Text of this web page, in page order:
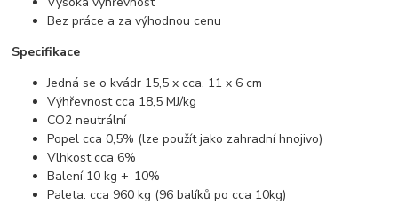
Bez práce a za výhodnou cenu
Specifikace
Jedná se o kvádr 15,5 x cca. 11 x 6 cm
Výhřevnost cca 18,5 MJ/kg
CO2 neutrální
Popel cca 0,5% (lze použít jako zahradní hnojivo)
Vlhkost cca 6%
Balení 10 kg +-10%
Paleta: cca 960 kg (96 balíků po cca 10kg)